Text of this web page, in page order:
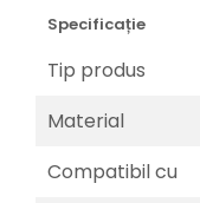
Specificație
Tip produs
Material
Compatibil cu